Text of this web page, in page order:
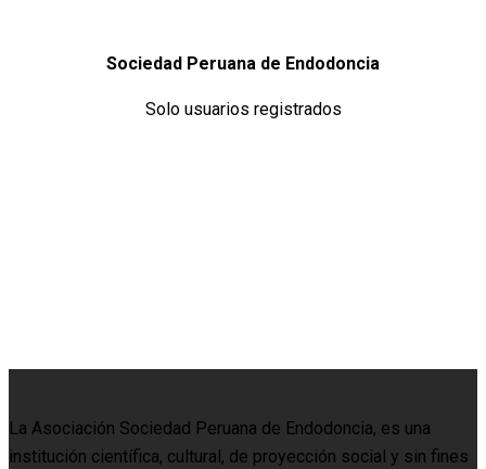
Sociedad Peruana de Endodoncia
Solo usuarios registrados
La Asociación Sociedad Peruana de Endodoncia, es una
institución científica, cultural, de proyección social y sin fines